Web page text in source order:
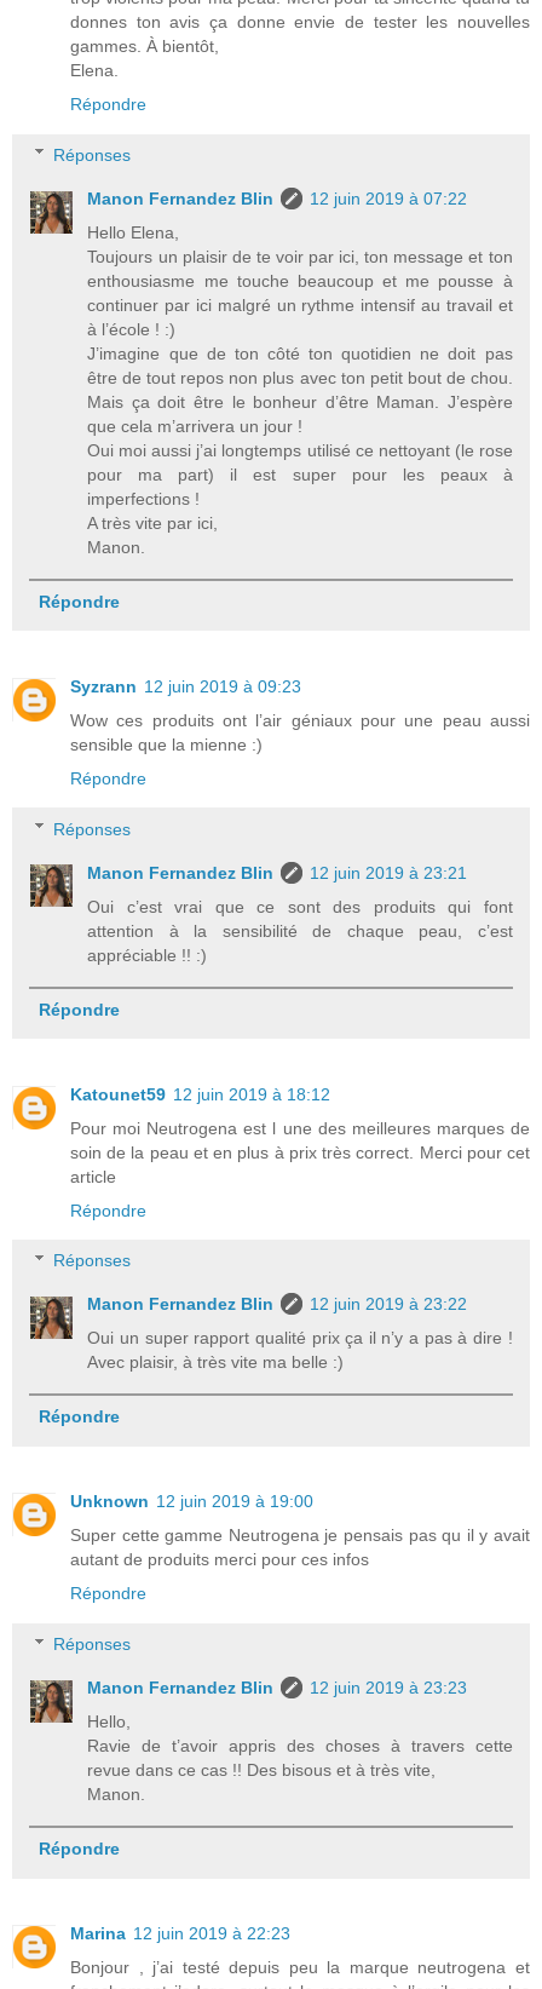
donnes ton avis ça donne envie de tester les nouvelles
gammes. À bientôt,
Elena.
Répondre
Réponses
Manon Fernandez Blin
12 juin 2019 à 07:22
Hello Elena,
Toujours un plaisir de te voir par ici, ton message et ton
enthousiasme me touche beaucoup et me pousse à
continuer par ici malgré un rythme intensif au travail et
à l’école ! :)
J’imagine que de ton côté ton quotidien ne doit pas
être de tout repos non plus avec ton petit bout de chou.
Mais ça doit être le bonheur d’être Maman. J’espère
que cela m’arrivera un jour !
Oui moi aussi j’ai longtemps utilisé ce nettoyant (le rose
pour ma part) il est super pour les peaux à
imperfections !
A très vite par ici,
Manon.
Répondre
Syzrann 12 juin 2019 à 09:23
Wow ces produits ont l’air géniaux pour une peau aussi
sensible que la mienne :)
Répondre
Réponses
Manon Fernandez Blin
12 juin 2019 à 23:21
Oui c’est vrai que ce sont des produits qui font
attention à la sensibilité de chaque peau, c’est
appréciable !! :)
Répondre
Katounet59 12 juin 2019 à 18:12
Pour moi Neutrogena est l une des meilleures marques de
soin de la peau et en plus à prix très correct. Merci pour cet
article
Répondre
Réponses
Manon Fernandez Blin
12 juin 2019 à 23:22
Oui un super rapport qualité prix ça il n’y a pas à dire !
Avec plaisir, à très vite ma belle :)
Répondre
Unknown 12 juin 2019 à 19:00
Super cette gamme Neutrogena je pensais pas qu il y avait
autant de produits merci pour ces infos
Répondre
Réponses
Manon Fernandez Blin
12 juin 2019 à 23:23
Hello,
Ravie de t’avoir appris des choses à travers cette
revue dans ce cas !! Des bisous et à très vite,
Manon.
Répondre
Marina 12 juin 2019 à 22:23
Bonjour , j’ai testé depuis peu la marque neutrogena et